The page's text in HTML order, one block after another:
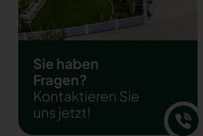
Sie haben
Fragen?
Kontaktieren Sie
uns jetzt!